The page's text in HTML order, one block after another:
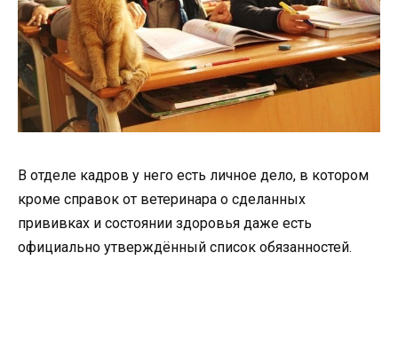
В отделе кадров у него есть личное дело, в котором
кроме справок от ветеринара о сделанных
прививках и состоянии здоровья даже есть
официально утверждённый список обязанностей.